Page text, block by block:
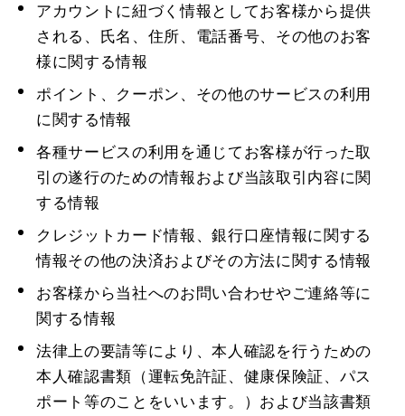
アカウントに紐づく情報としてお客様から提供
される、氏名、住所、電話番号、その他のお客
様に関する情報
ポイント、クーポン、その他のサービスの利用
に関する情報
各種サービスの利用を通じてお客様が行った取
引の遂行のための情報および当該取引内容に関
する情報
クレジットカード情報、銀行口座情報に関する
情報その他の決済およびその方法に関する情報
お客様から当社へのお問い合わせやご連絡等に
関する情報
法律上の要請等により、本人確認を行うための
本人確認書類（運転免許証、健康保険証、パス
ポート等のことをいいます。）および当該書類